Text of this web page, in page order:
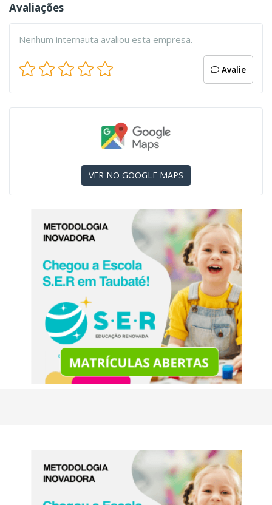
Avaliações
Nenhum internauta avaliou esta empresa.
Avalie
VER NO GOOGLE MAPS